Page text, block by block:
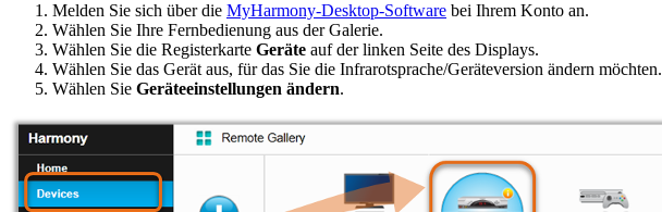
Melden Sie sich über die MyHarmony-Desktop-Software bei Ihrem Konto an.
Wählen Sie Ihre Fernbedienung aus der Galerie.
Wählen Sie die Registerkarte Geräte auf der linken Seite des Displays.
Wählen Sie das Gerät aus, für das Sie die Infrarotsprache/Geräteversion ändern möchten.
Wählen Sie Geräteeinstellungen ändern.